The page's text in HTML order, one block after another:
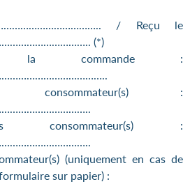
/ Reçu le
(*)
la commande :
:
consommateur(s) :
(uniquement en cas de
sur papier) :